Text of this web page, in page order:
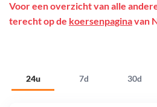
24u 7d 30d
Voor een overzicht van alle
terecht op de koersenpaginavan